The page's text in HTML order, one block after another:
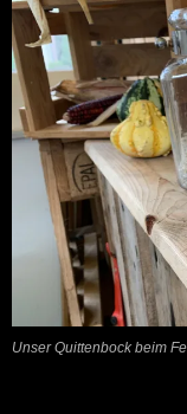
Unser Quittenbock beim